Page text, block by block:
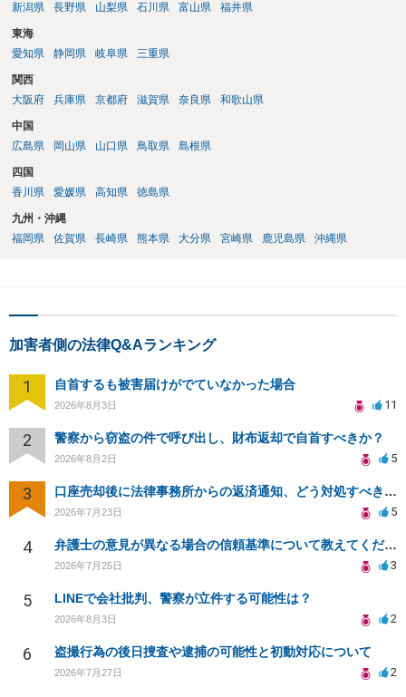
新潟県
長野県 山梨県 石川県 富山県 福井県
東海
愛知県
静岡県 岐阜県 三重県
関西
大阪府
兵庫県 京都府 滋賀県 奈良県 和歌山県
中国
広島県
岡山県 山口県 鳥取県 島根県
四国
香川県
愛媛県 高知県 徳島県
九州・沖縄
福岡県
佐賀県 長崎県 熊本県 大分県 宮崎県 鹿児島県 沖縄県
加害者側の法律Q&Aランキング
1 自首するも被害届けがでていなかった場合
2026年8月3日 11
2 警察から窃盗の件で呼び出し、財布返却で自首すべきか？
2026年8月2日 5
3 口座売却後に法律事務所からの返済通知、どう対処すべきか？
2026年7月23日 5
4 弁護士の意見が異なる場合の信頼基準について教えてください
2026年7月25日 3
5 LINEで会社批判、警察が立件する可能性は？
2026年8月3日 2
6 盗撮行為の後日捜査や逮捕の可能性と初動対応について
2026年7月27日 2